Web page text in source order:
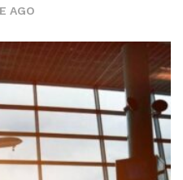
AGO